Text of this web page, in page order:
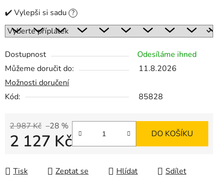
✔️ Vylepši si sadu ?
Dostupnost
Odesíláme ihned
Můžeme doručit do:
11.8.2026
Možnosti doručení
Kód:
85828
2 987 Kč –28 %
2 127 Kč DO KOŠÍKU
Tisk Zeptat se Hlídat Sdílet